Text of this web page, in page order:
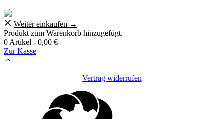
Weiter einkaufen →
Produkt zum Warenkorb hinzugefügt.
0 Artikel - 0,00 €
Zur Kasse
Vertrag widerrufen